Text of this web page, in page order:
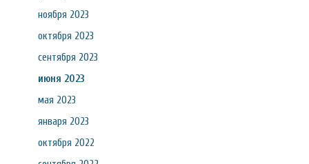
ноября 2023
октября 2023
сентября 2023
июня 2023
мая 2023
января 2023
октября 2022